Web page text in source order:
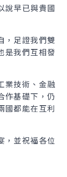
說早已與貴國
，足證我們雙
是我們互相發
業技術、金融
作基礎下，仍
國都能在互利
，並祝福各位